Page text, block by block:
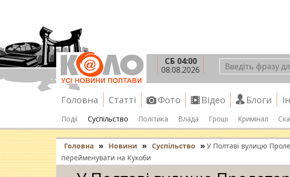
СБ 04:00
08.08.2026
Головна Статті Фото Відео Блоги
Події Суспільство Політика Влада Гроші Кримінал
Головна » Новини » Суспільство » У Полтаві вулицю
перейменувати на Кукоби